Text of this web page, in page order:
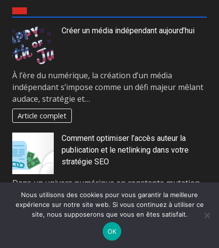
Créer un média indépendant aujourd’hui
À l’ère du numérique, la création d’un média
indépendant s’impose comme un défi majeur mêlant
audace, stratégie et…
Article complet
Comment optimiser l’accès auteur la
publication et le netlinking dans votre
stratégie SEO
Dans un univers numérique en constante mutation,
la visibilité en ligne est devenue un enjeu
incontournable pour les…
Nous utilisons des cookies pour vous garantir la meilleure
expérience sur notre site web. Si vous continuez à utiliser ce
site, nous supposerons que vous en êtes satisfait.
OK